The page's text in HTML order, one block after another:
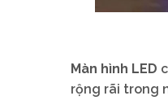
Màn hình LED
rộng rãi trong